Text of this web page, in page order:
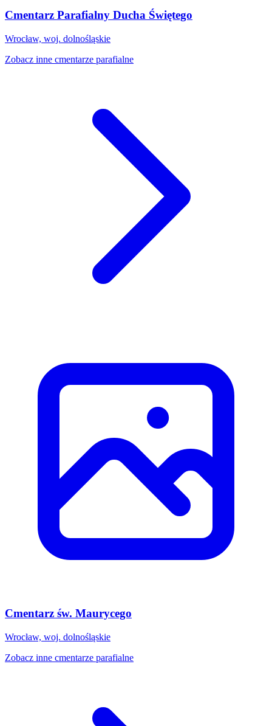
Cmentarz Parafialny Ducha Świętego
Wrocław, woj. dolnośląskie
Zobacz inne cmentarze parafialne
Cmentarz św. Maurycego
Wrocław, woj. dolnośląskie
Zobacz inne cmentarze parafialne